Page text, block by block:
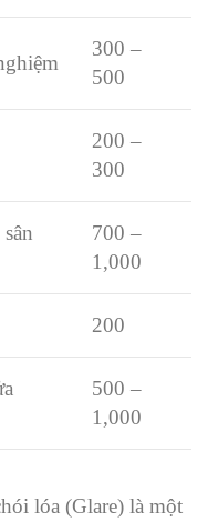
300 –
500
200 –
300
700 –
1,000
200
500 –
1,000
lóa (Glare) là một